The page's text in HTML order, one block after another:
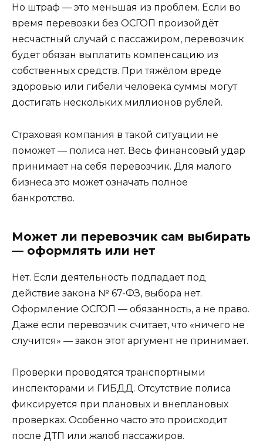
Но штраф — это меньшая из проблем. Если во
время перевозки без ОСГОП произойдёт
несчастный случай с пассажиром, перевозчик
будет обязан выплатить компенсацию из
собственных средств. При тяжёлом вреде
здоровью или гибели человека суммы могут
достигать нескольких миллионов рублей.
Страховая компания в такой ситуации не
поможет — полиса нет. Весь финансовый удар
принимает на себя перевозчик. Для малого
бизнеса это может означать полное
банкротство.
Может ли перевозчик сам выбирать
— оформлять или нет
Нет. Если деятельность подпадает под
действие закона № 67-ФЗ, выбора нет.
Оформление ОСГОП — обязанность, а не право.
Даже если перевозчик считает, что «ничего не
случится» — закон этот аргумент не принимает.
Проверки проводятся транспортными
инспекторами и ГИБДД. Отсутствие полиса
фиксируется при плановых и внеплановых
проверках. Особенно часто это происходит
после ДТП или жалоб пассажиров.